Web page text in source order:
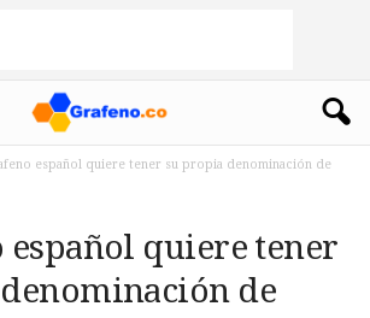
español quiere tener su propia denominación de
español quiere tener
de